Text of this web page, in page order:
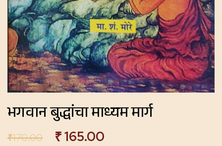
भगवान बुद्धांचा माध्यम मार्ग
₹170.00 ₹165.00